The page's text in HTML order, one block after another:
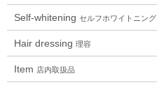
Self-whitening セルフホワイトニング
Hair dressing 理容
Item 店内取扱品